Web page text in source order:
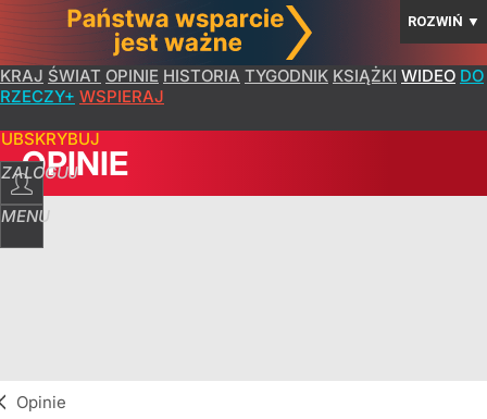
ROZWIŃ ▼
KRAJ ŚWIAT OPINIE HISTORIA TYGODNIK KSIĄŻKI WIDEO DO
RZECZY+ WSPIERAJ
ZALOGUJ
MENU
OPINIE
Opinie